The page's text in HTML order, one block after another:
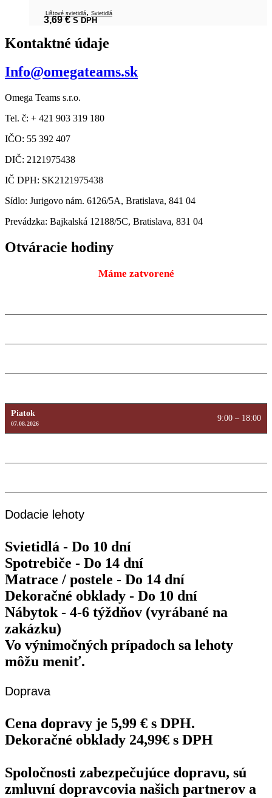
Lištové svietidlá, Svietidlá
3,69€ S DPH
Kontaktné údaje
Info@omegateams.sk
Omega Teams s.r.o.
Tel. č: + 421 903 319 180
IČO: 55 392 407
DIČ: 2121975438
IČ DPH: SK2121975438
Sídlo: Jurigovo nám. 6126/5A, Bratislava, 841 04
Prevádzka: Bajkalská 12188/5C, Bratislava, 831 04
Otváracie hodiny
Máme zatvorené
Piatok
07.08.2026
9:00 – 18:00
Dodacie lehoty
Svietidlá - Do 10 dní
Spotrebiče - Do 14 dní
Matrace / postele - Do 14 dní
Dekoračné obklady - Do 10 dní
Nábytok - 4-6 týždňov (vyrábané na
zakázku)
Vo výnimočných prípadoch sa lehoty
môžu meniť.
Doprava
Cena dopravy je 5,99 € s DPH.
Dekoračné obklady 24,99€ s DPH
Spoločnosti zabezpečujúce dopravu, sú
zmluvní dopravcovia našich partnerov a